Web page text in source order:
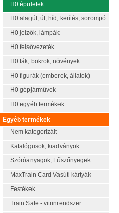
H0 épületek
H0 alagút, út, híd, kerítés, sorompó
H0 jelzők, lámpák
H0 felsővezeték
H0 fák, bokrok, növények
H0 figurák (emberek, állatok)
H0 gépjárművek
H0 egyéb termékek
Egyéb termékek
Nem kategorizált
Katalógusok, kiadványok
Szóróanyagok, Fűszőnyegek
MaxTrain Card Vasúti kártyák
Festékek
Train Safe - vitrinrendszer